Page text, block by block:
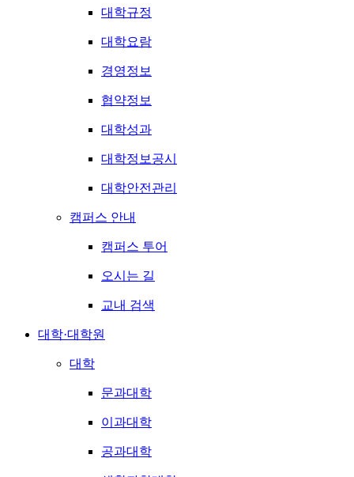
대학규정
대학요람
경영정보
협약정보
대학성과
대학정보공시
대학안전관리
캠퍼스 안내
캠퍼스 투어
오시는 길
교내 검색
대학·대학원
대학
문과대학
이과대학
공과대학